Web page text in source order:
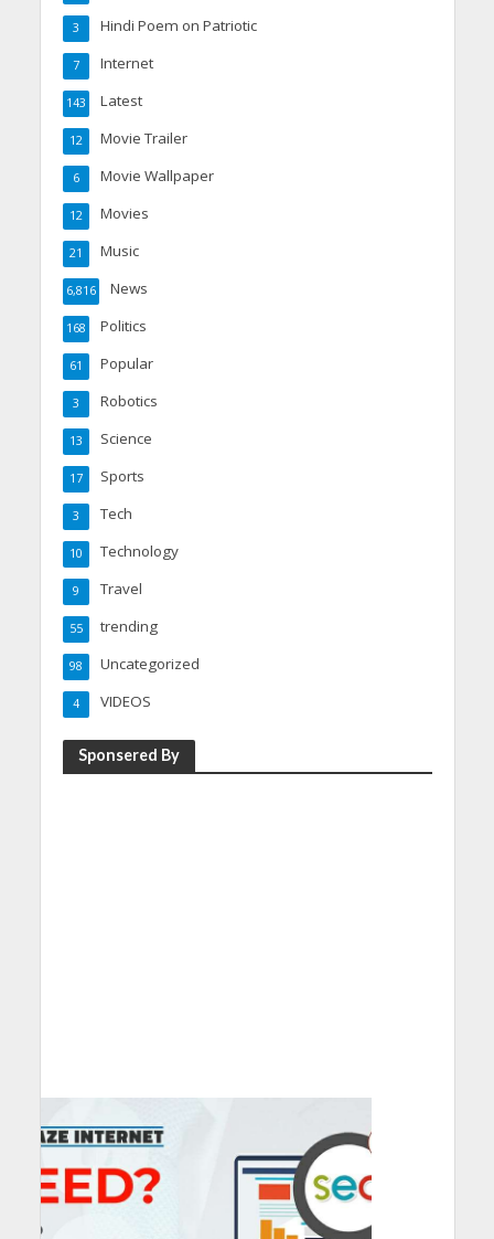
Hindi Poem on Patriotic
3
Internet
7
Latest
143
Movie Trailer
12
Movie Wallpaper
6
Movies
12
Music
21
News
6,816
Politics
168
Popular
61
Robotics
3
Science
13
Sports
17
Tech
3
Technology
10
Travel
9
trending
55
Uncategorized
98
VIDEOS
4
Sponsered By